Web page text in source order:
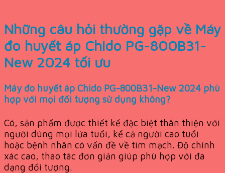
Những câu hỏi thường gặp về Máy
đo huyết áp Chido PG-800B31-
New 2024 tối ưu
Máy đo huyết áp Chido PG-800B31-New 2024 phù
hợp với mọi đối tượng sử dụng không?
Có, sản phẩm được thiết kế đặc biệt thân thiện với
người dùng mọi lứa tuổi, kể cả người cao tuổi
hoặc bệnh nhân có vấn đề về tim mạch. Độ chính
xác cao, thao tác đơn giản giúp phù hợp với đa
dạng đối tượng.